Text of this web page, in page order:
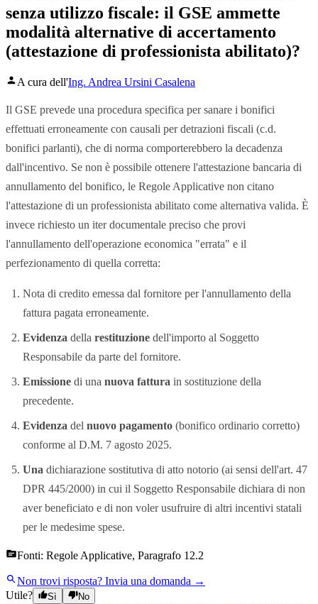
senza utilizzo fiscale: il GSE ammette
modalità alternative di accertamento
(attestazione di professionista abilitato)?
A cura dell'Ing. Andrea Ursini Casalena
Il GSE prevede una procedura specifica per sanare i bonifici
effettuati erroneamente con causali per detrazioni fiscali (c.d.
bonifici parlanti), che di norma comporterebbero la decadenza
dall'incentivo. Se non è possibile ottenere l'attestazione bancaria di
annullamento del bonifico, le Regole Applicative non citano
l'attestazione di un professionista abilitato come alternativa valida. È
invece richiesto un iter documentale preciso che provi
l'annullamento dell'operazione economica "errata" e il
perfezionamento di quella corretta:
Nota di credito emessa dal fornitore per l'annullamento della
fattura pagata erroneamente.
Evidenza della restituzione dell'importo al Soggetto
Responsabile da parte del fornitore.
Emissione di una nuova fattura in sostituzione della
precedente.
Evidenza del nuovo pagamento (bonifico ordinario corretto)
conforme al D.M. 7 agosto 2025.
Una dichiarazione sostitutiva di atto notorio (ai sensi dell'art. 47
DPR 445/2000) in cui il Soggetto Responsabile dichiara di non
aver beneficiato e di non voler usufruire di altri incentivi statali
per le medesime spese.
Fonti: Regole Applicative, Paragrafo 12.2
Non trovi risposta? Invia una domanda →
Utile?
Sì No